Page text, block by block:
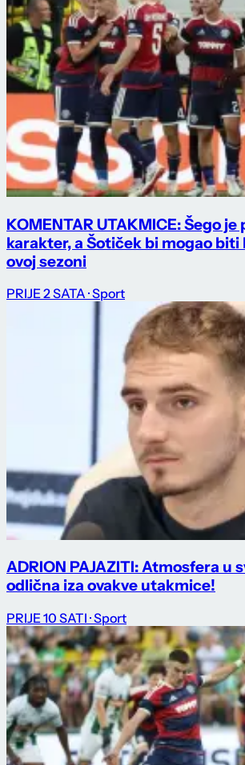
KOMENTAR UTAKMICE: Šego je
karakter, a Šotiček bi mogao
ovoj sezoni
PRIJE 2 SATA · Sport
ADRION PAJAZITI: Atmosfera u
odlična iza ovakve utakmice!
PRIJE 10 SATI · Sport